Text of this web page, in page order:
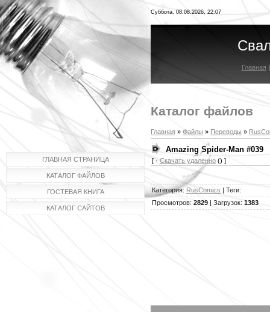
ГЛАВНАЯ СТРАНИЦА
КАТАЛОГ ФАЙЛОВ
ГОСТЕВАЯ КНИГА
КАТАЛОГ САЙТОВ
Суббота, 08.08.2026, 22:07
Главная
Каталог файлов
Главная » Файлы » Переводы »
Amazing Spider-Man #039
[ · Скачать удаленно () ]
Категория: RusComics Теги:
Просмотров: 2829 Загрузок: 1383